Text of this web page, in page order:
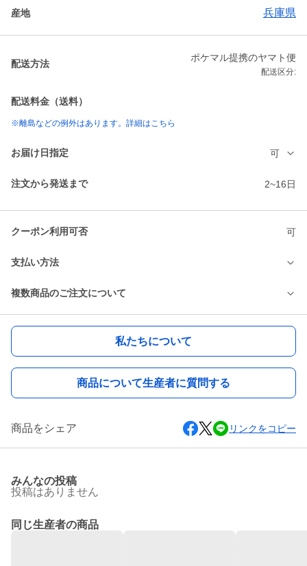
産地 兵庫県
配送方法
ポケマル提携のヤマト便
配送区分:
配送料金（送料）
※離島などの例外はあります。詳細はこちら
お届け日指定 可
注文から発送まで 2~16日
クーポン利用可否 可
支払い方法
複数商品のご注文について
私たちについて
商品について生産者に質問する
商品をシェア リンクをコピー
みんなの投稿
投稿はありません
同じ生産者の商品